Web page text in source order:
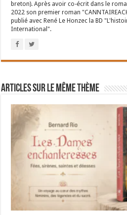
breton). Après avoir co-écrit dans le
2022 son premier roman
publié avec René Le Honzec la BD
International".
Articles sur le même thème